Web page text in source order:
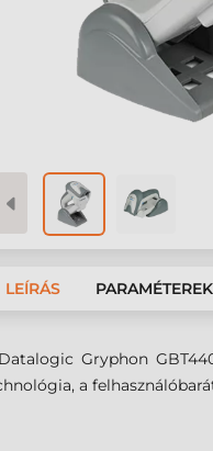
LEÍRÁS PARAMÉTEREK
Gryphon
a